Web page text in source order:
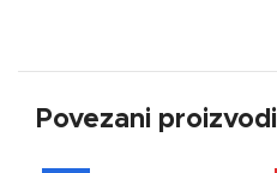
Povezani proizvodi